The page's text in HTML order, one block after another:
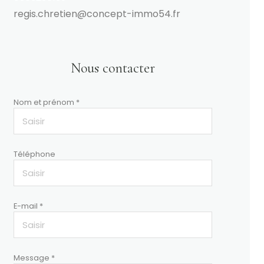
regis.chretien@concept-immo54.fr
Nous contacter
Nom et prénom *
Téléphone
E-mail *
Message *